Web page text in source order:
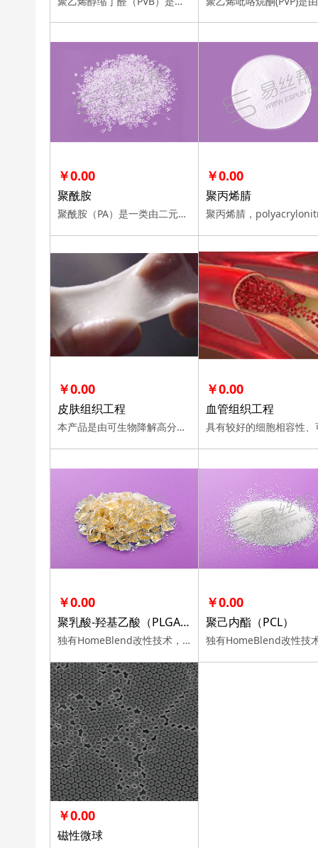
￥0.00
聚酰胺
聚酰胺（PA）是一类由二元胺和二元酸通过缩聚反应聚合而成的、大分子链中含有酰胺基因的高分子聚合物制成的塑料的总称。
￥0.00
聚丙烯腈
￥0.00
皮肤组织工程
本产品是由可生物降解高分子材料制备的、可应用于皮肤组织工程的生物材料
￥0.00
血管组织工程
￥0.00
聚乳酸-羟基乙酸（PLGA）
独有HomeBlend改性技术，100%电纺工艺相容验证，十余年客户信赖，多规格可选。
￥0.00
聚己内酯（PCL）
￥0.00
磁性微球